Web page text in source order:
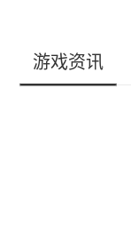
游戏资讯